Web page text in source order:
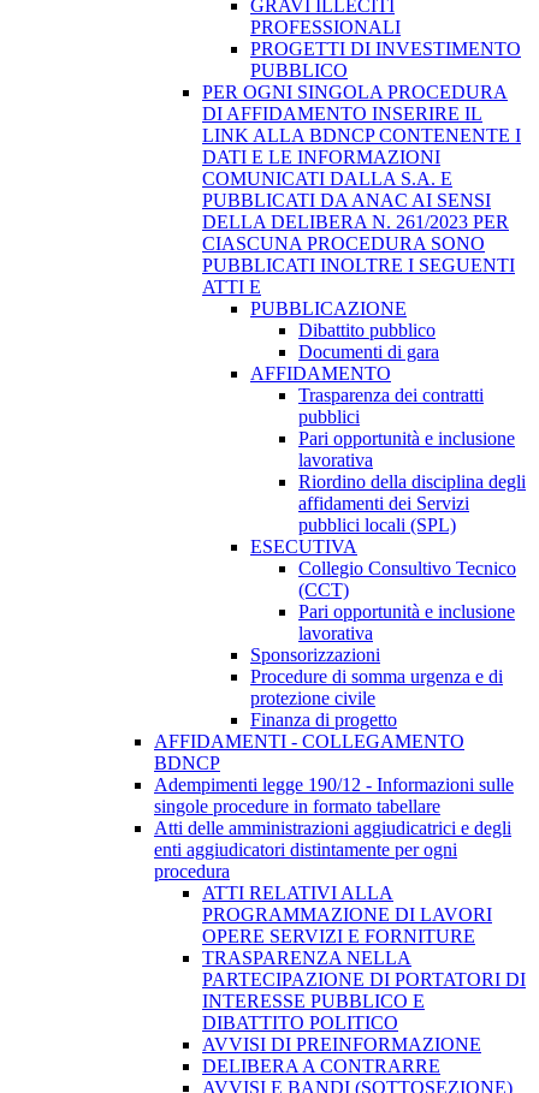
GRAVI ILLECITI
PROFESSIONALI
PROGETTI DI INVESTIMENTO
PUBBLICO
PER OGNI SINGOLA PROCEDURA
DI AFFIDAMENTO INSERIRE IL
LINK ALLA BDNCP CONTENENTE I
DATI E LE INFORMAZIONI
COMUNICATI DALLA S.A. E
PUBBLICATI DA ANAC AI SENSI
DELLA DELIBERA N. 261/2023 PER
CIASCUNA PROCEDURA SONO
PUBBLICATI INOLTRE I SEGUENTI
ATTI E
PUBBLICAZIONE
Dibattito pubblico
Documenti di gara
AFFIDAMENTO
Trasparenza dei contratti
pubblici
Pari opportunità e inclusione
lavorativa
Riordino della disciplina degli
affidamenti dei Servizi
pubblici locali (SPL)
ESECUTIVA
Collegio Consultivo Tecnico
(CCT)
Pari opportunità e inclusione
lavorativa
Sponsorizzazioni
Procedure di somma urgenza e di
protezione civile
Finanza di progetto
AFFIDAMENTI - COLLEGAMENTO
BDNCP
Adempimenti legge 190/12 - Informazioni sulle
singole procedure in formato tabellare
Atti delle amministrazioni aggiudicatrici e degli
enti aggiudicatori distintamente per ogni
procedura
ATTI RELATIVI ALLA
PROGRAMMAZIONE DI LAVORI
OPERE SERVIZI E FORNITURE
TRASPARENZA NELLA
PARTECIPAZIONE DI PORTATORI DI
INTERESSE PUBBLICO E
DIBATTITO POLITICO
AVVISI DI PREINFORMAZIONE
DELIBERA A CONTRARRE
AVVISI E BANDI (SOTTOSEZIONE)